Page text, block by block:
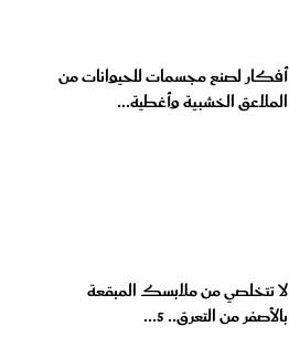
أفكار لصنع مجسمات للحيوانات من
الملاعق الخشبية وأغطية...
لا تتخلصي من ملابسك المبقعة
بالأصفر من التعرق.. 5...